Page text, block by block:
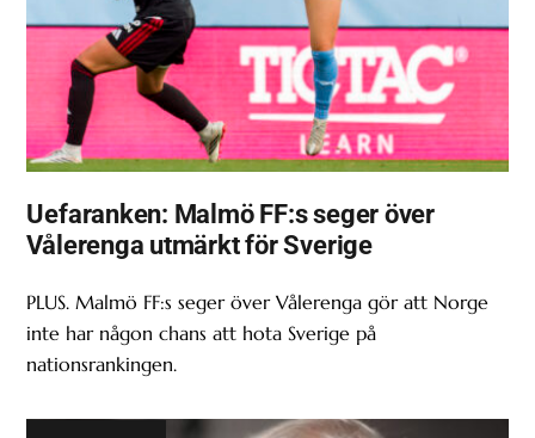
Uefaranken: Malmö FF:s seger över
Vålerenga utmärkt för Sverige
PLUS. Malmö FF:s seger över Vålerenga gör att Norge
inte har någon chans att hota Sverige på
nationsrankingen.